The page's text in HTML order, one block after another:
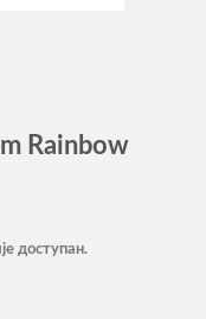
Rainbow
доступан.